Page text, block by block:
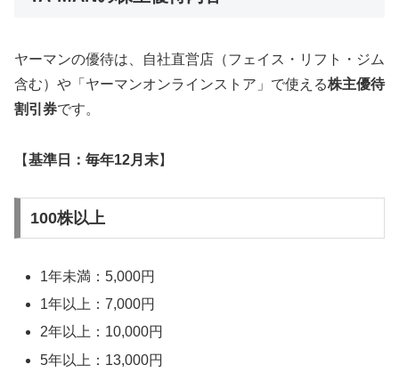
ヤーマンの優待は、自社直営店（フェイス・リフト・ジム
含む）や「ヤーマンオンラインストア」で使える株主優待
割引券です。
【基準日：毎年12月末】
100株以上
1年未満：5,000円
1年以上：7,000円
2年以上：10,000円
5年以上：13,000円